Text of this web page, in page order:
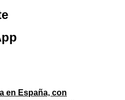
en España, con